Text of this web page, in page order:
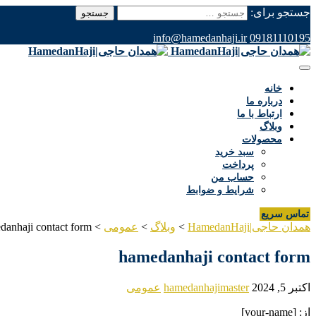
جستجو برای:
09181110195
info@hamedanhaji.ir
خانه
درباره ما
ارتباط با ما
وبلاگ
محصولات
سبد خرید
پرداخت
حساب من
شرایط و ضوابط
تماس سریع
همدان حاجی|HamedanHaji > وبلاگ > عمومی >
contact form
hamedanhaji contact form
اکتبر 5, 2024 hamedanhajimaster عمومی
از: [your-name]